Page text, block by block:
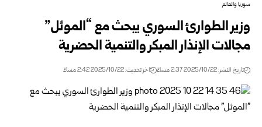
سوريا والعالم
وزير الطوارئ السوري يبحث مع “الموئل”
مجالات الإنذار المبكر والتنمية الحضرية
تاريخ النشر: 2025/10/22 2:37 مساءً اخر تحديث: 2025/10/22 2:42 مساءً